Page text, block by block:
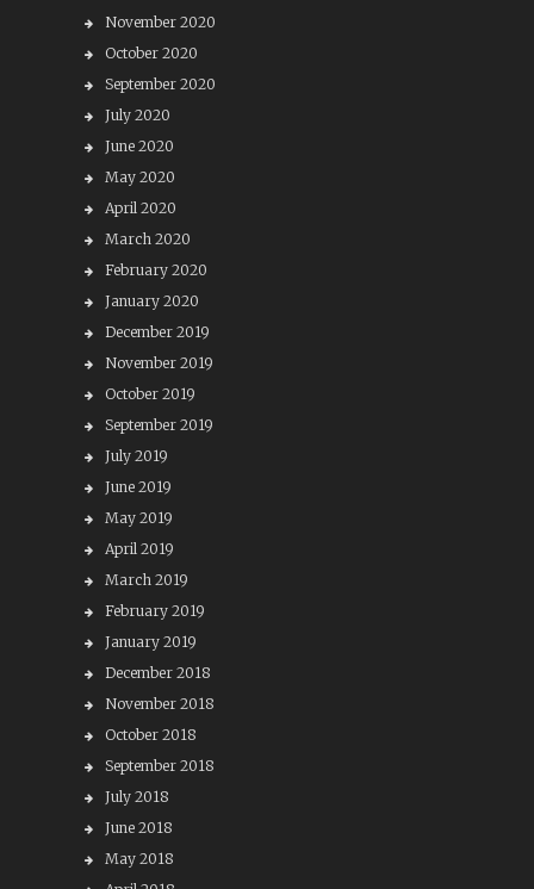
November 2020
October 2020
September 2020
July 2020
June 2020
May 2020
April 2020
March 2020
February 2020
January 2020
December 2019
November 2019
October 2019
September 2019
July 2019
June 2019
May 2019
April 2019
March 2019
February 2019
January 2019
December 2018
November 2018
October 2018
September 2018
July 2018
June 2018
May 2018